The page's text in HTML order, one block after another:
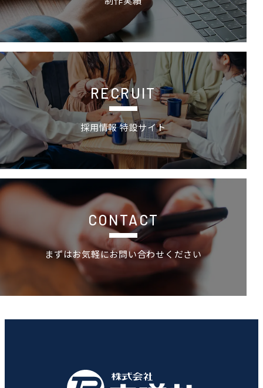
RECRUIT
採用情報 特設サイト
採用情報 特設サイトの詳細ページへ
CONTACT
まずはお気軽にお問い合わせください
お問い合わせ